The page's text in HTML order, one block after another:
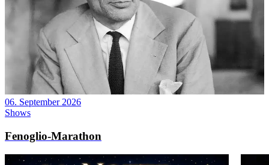
06. September 2026
Shows
Fenoglio-Marathon